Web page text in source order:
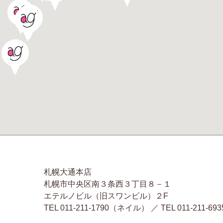
札幌大通本店
札幌市中央区南３条西３丁目８－１
エテルノビル（旧スワンビル）２F
TEL 011-211-1790（ネイル） ／ TEL 011-211-